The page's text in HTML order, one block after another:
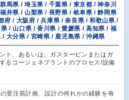
馬県 / 埼玉県 / 千葉県 / 東京都 / 神奈川
井県 / 山梨県 / 長野県 / 岐阜県 / 静岡県
府 / 大阪府 / 兵庫県 / 奈良県 / 和歌山県 /
/ 山口県 / 香川県 / 愛媛県 / 高知県 / 福
大分県 / 宮崎県 / 鹿児島県 / 沖縄県
ト、あるいは、ガスタービンまたはガ
るコージェネプラントのプロセス/設備
受注前計画、設計の何れかの経験を有